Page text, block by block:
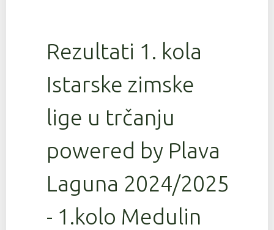
Rezultati 1. kola
Istarske zimske
lige u trčanju
powered by Plava
Laguna 2024/2025
- 1.kolo Medulin